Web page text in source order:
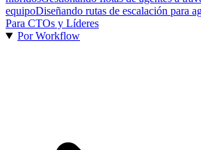
equipoDiseñando rutas de escalación para
Para CTOs y Líderes
Por Workflow